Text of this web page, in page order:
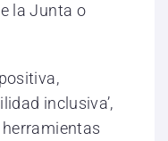
la Junta o
inclusiva’,